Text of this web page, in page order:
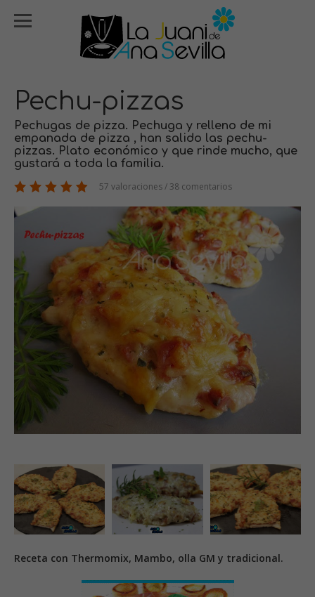
Pechu-pizzas
Pechugas de pizza. Pechuga y relleno de mi
empanada de pizza , han salido las pechu-
pizzas. Plato económico y que rinde mucho, que
gustará a toda la familia.
57 valoraciones / 38 comentarios
Receta con Thermomix, Mambo, olla GM y tradicional.